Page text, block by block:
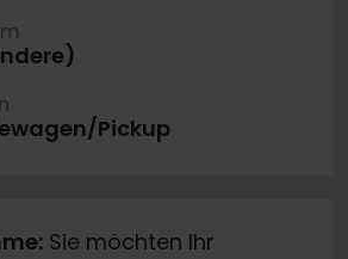
Pickup
Sie möchten Ihr